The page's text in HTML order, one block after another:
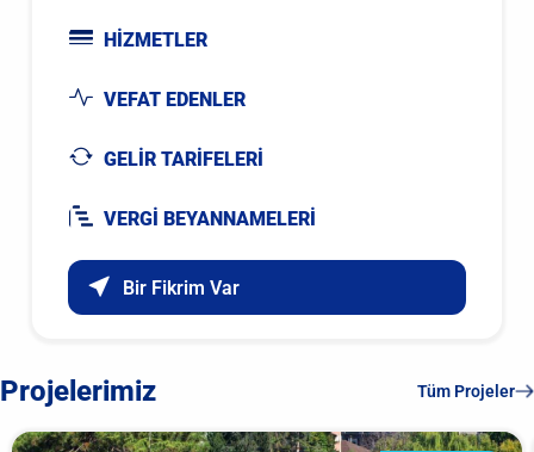
HİZMETLER
VEFAT EDENLER
GELİR TARİFELERİ
VERGİ BEYANNAMELERİ
Bir Fikrim Var
Projelerimiz Tüm Projeler